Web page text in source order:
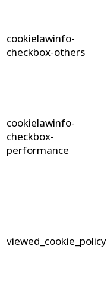
cookielawinfo-
checkbox-others
cookielawinfo-
checkbox-
performance
viewed_cookie_policy